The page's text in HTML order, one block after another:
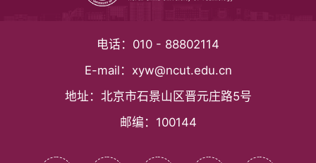
电话： 010 - 88802114
E-mail： xyw@ncut.edu.cn
地址： 北京市石景山区晋元庄路5号
邮编： 100144